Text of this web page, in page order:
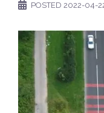
POSTED 2022-04-